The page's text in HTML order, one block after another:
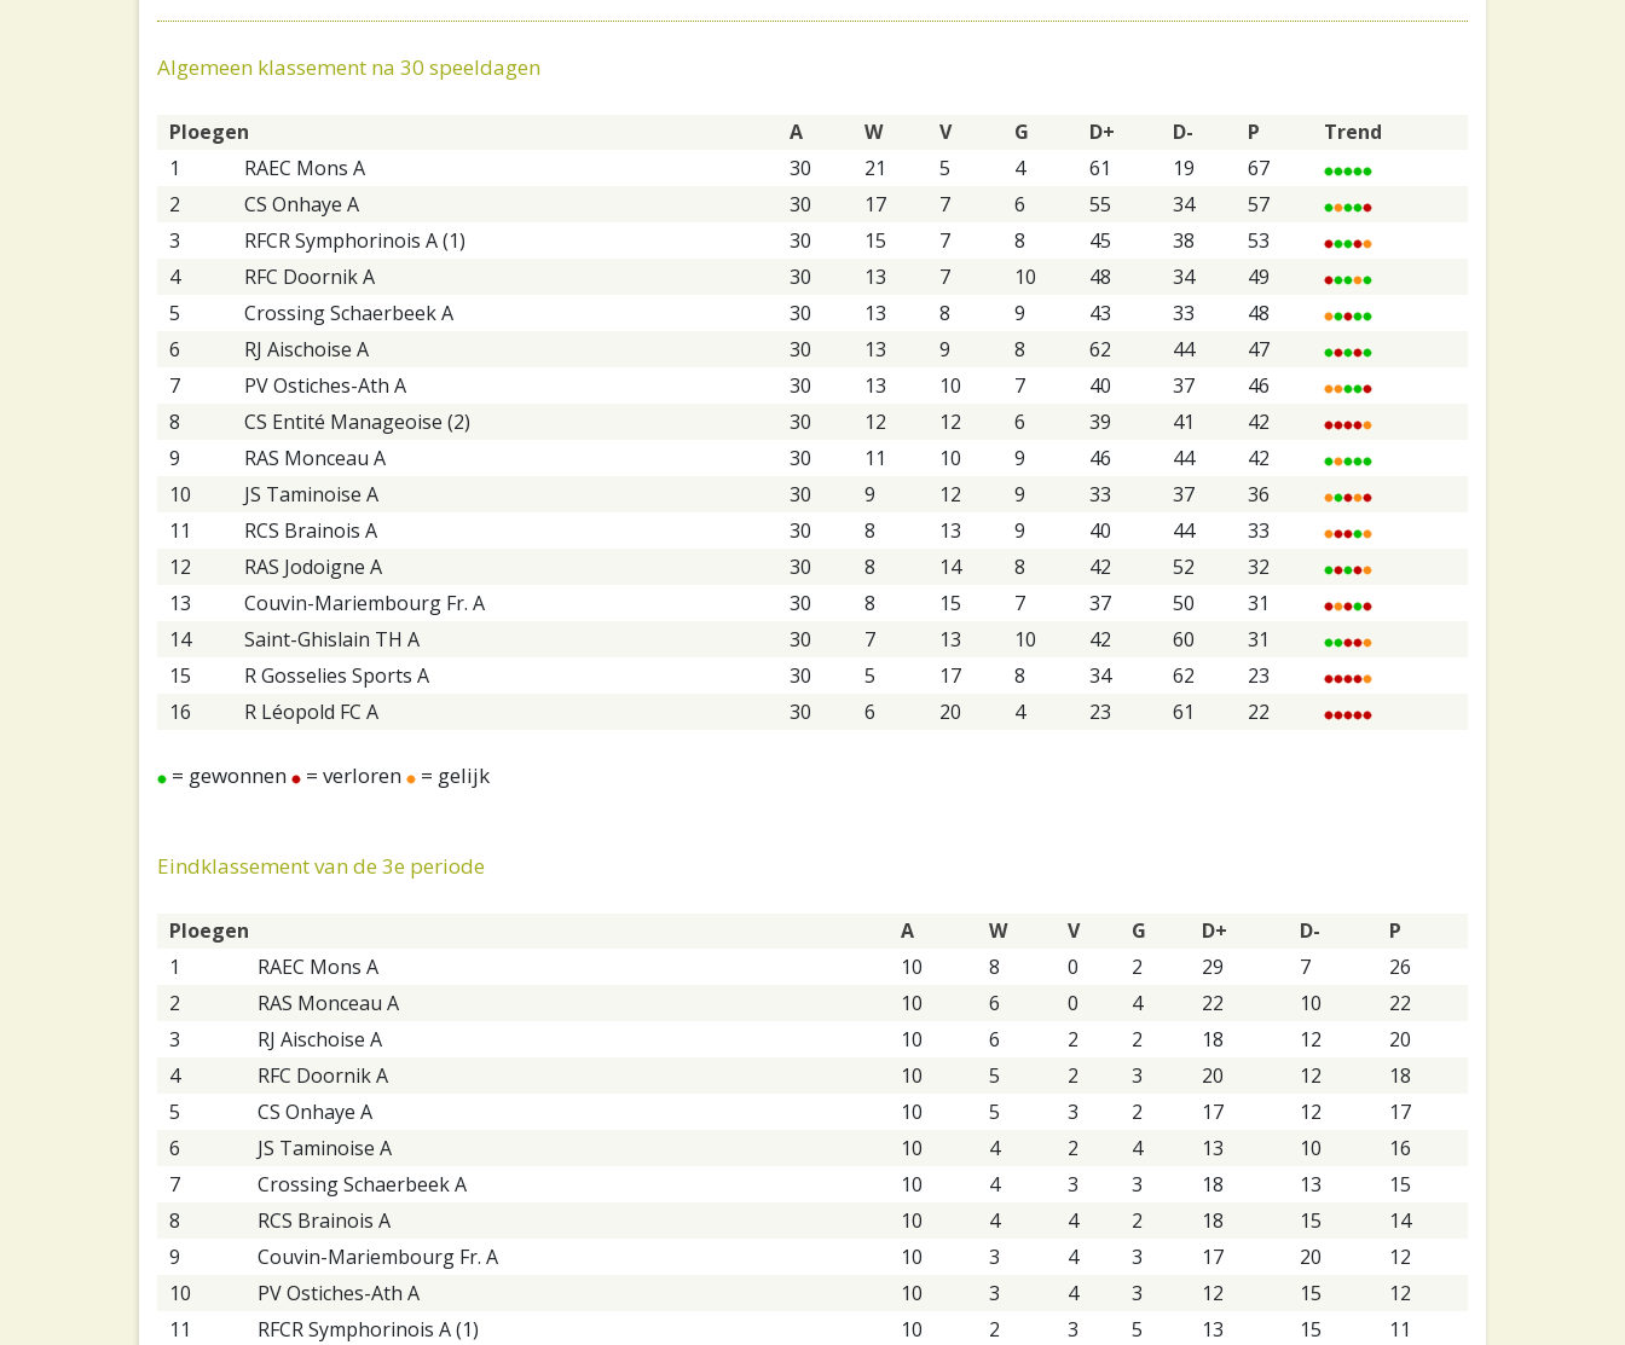
Algemeen klassement na 30 speeldagen
Ploegen A W V G D+ D- P
Trend
1
RAEC Mons A 30 21 5 4 61 19
67
2
CS Onhaye A 30 17 7 6 55 34
57
3
RFCR Symphorinois A (1) 30 15 7 8 45 38
53
4
RFC Doornik A 30 13 7 10 48 34
49
5
Crossing Schaerbeek A 30 13 8 9 43 33
48
6
RJ Aischoise A 30 13 9 8 62 44
47
7
PV Ostiches-Ath A 30 13 10 7 40 37
46
8
CS Entité Manageoise (2) 30 12 12 6 39 41
42
9
RAS Monceau A 30 11 10 9 46 44
42
10
JS Taminoise A 30 9 12 9 33 37
36
11
RCS Brainois A 30 8 13 9 40 44
33
12
RAS Jodoigne A 30 8 14 8 42 52
32
13
Couvin-Mariembourg Fr. A 30 8 15 7 37 50
31
14
Saint-Ghislain TH A 30 7 13 10 42 60
31
15
R Gosselies Sports A 30 5 17 8 34 62
23
16
R Léopold FC A 30 6 20 4 23 61 22
= gewonnen = verloren = gelijk
Eindklassement van de 3e periode
Ploegen A W V G D+ D-
P
1
RAEC Mons A 10 8 0 2 29 7
26
2
RAS Monceau A 10 6 0 4 22 10
22
3
RJ Aischoise A 10 6 2 2 18 12
20
4
RFC Doornik A 10 5 2 3 20 12
18
5
CS Onhaye A 10 5 3 2 17 12
17
6
JS Taminoise A 10 4 2 4 13 10
16
7
Crossing Schaerbeek A 10 4 3 3 18 13
15
8
RCS Brainois A 10 4 4 2 18 15
14
9
Couvin-Mariembourg Fr. A 10 3 4 3 17 20
12
10
PV Ostiches-Ath A 10 3 4 3 12 15
12
11
RFCR Symphorinois A (1) 10 2 3 5 13 15
11